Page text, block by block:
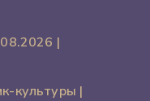
|
культуры |